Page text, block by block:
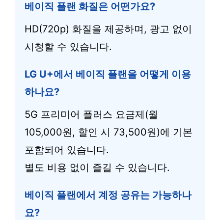
베이직 플랜 화질은 어떤가요?
HD(720p) 화질을 제공하며, 광고 없이
시청할 수 있습니다.
LG U+에서 베이직 플랜을 어떻게 이용
하나요?
5G 프리미어 플러스 요금제(월
105,000원, 할인 시 73,500원)에 기본
포함되어 있습니다.
별도 비용 없이 즐길 수 있습니다.
베이직 플랜에서 계정 공유는 가능하나
요?